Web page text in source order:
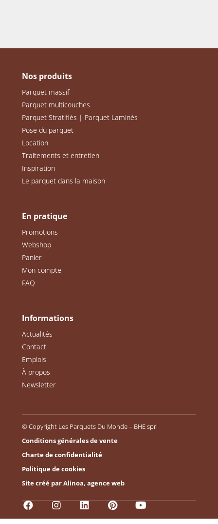
Nos produits
Parquet massif
Parquet multicouches
Parquet Stratifiés | Parquet Laminés
Pose du parquet
Location
Traitements et entretien
Inspiration
Le parquet dans la maison
En pratique
Promotions
Webshop
Panier
Mon compte
FAQ
Informations
Actualités
Contact
Emplois
À propos
Newsletter
© Copyright Les Parquets Du Monde – BHE sprl
Conditions générales de vente
Charte de confidentialité
Politique de cookies
Site créé par Alinoa, agence web